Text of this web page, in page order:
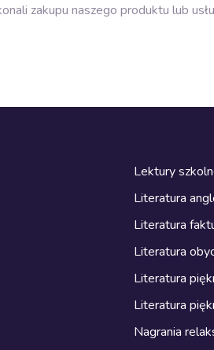
zakupu naszego produktu lub
Lektury
Literatura
Literatura
Literatura
Literatura
Literatura
Nagrania